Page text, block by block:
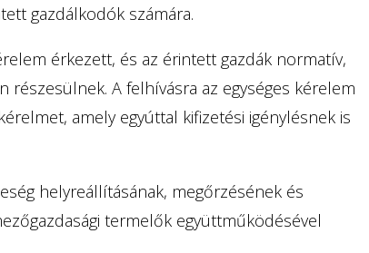
gazdálkodók számára.
érkezett, és az érintett gazdák normatív,
A felhívásra az egységes kérelem
amely egyúttal kifizetési igénylésnek is
helyreállításának, megőrzésének és
termelők együttműködésével